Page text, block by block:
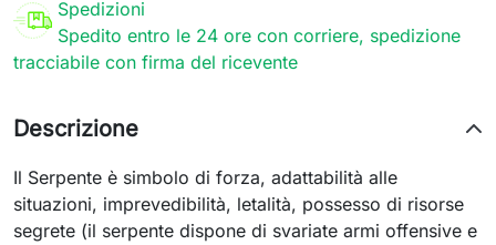
Spedizioni
Spedito entro le 24 ore con corriere, spedizione
tracciabile con firma del ricevente
Descrizione
Il Serpente è simbolo di forza, adattabilità alle
situazioni, imprevedibilità, letalità, possesso di risorse
segrete (il serpente dispone di svariate armi offensive e